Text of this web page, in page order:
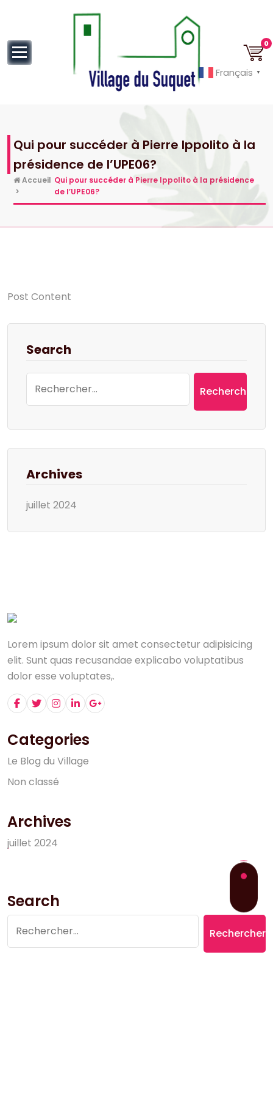
0
Qui pour succéder à Pierre Ippolito à la
présidence de l’UPE06?
Accueil
>
Qui pour succéder à Pierre Ippolito à la présidence
de l’UPE06?
Post Content
Search
Archives
juillet 2024
Lorem ipsum dolor sit amet consectetur adipisicing
elit. Sunt quas recusandae explicabo voluptatibus
dolor esse voluptates,.
Categories
Le Blog du Village
Non classé
Archives
juillet 2024
Search
Français ▼